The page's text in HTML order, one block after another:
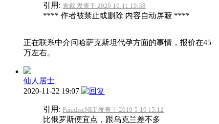
引用: 青裁 发表于 2020-10-11 19:38
**** 作者被禁止或删除 内容自动屏蔽 ****
正在联系中介问哈萨克斯坦代孕方面的事情，报价在45
万左右。
仙人居士
2020-11-22 19:07
引用: ParadiseNET 发表于 2019-5-19 15:12
比俄罗斯便宜点，跟乌克兰差不多